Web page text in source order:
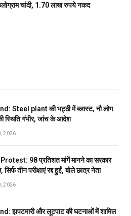
चांदी, 1.70 लाख रुपये नकद
Steel plant की भट्ठी में ब्लास्ट, नौ लोग
स्थिति गंभीर, जांच के आदेश
2026
98 प्रतिशत मांगें मानने का सरकार
सिर्फ तीन परीक्षाएं रद्द हुईं, बोले छात्र नेता
2026
झपटमारी और लूटपाट की घटनाओं में शामिल